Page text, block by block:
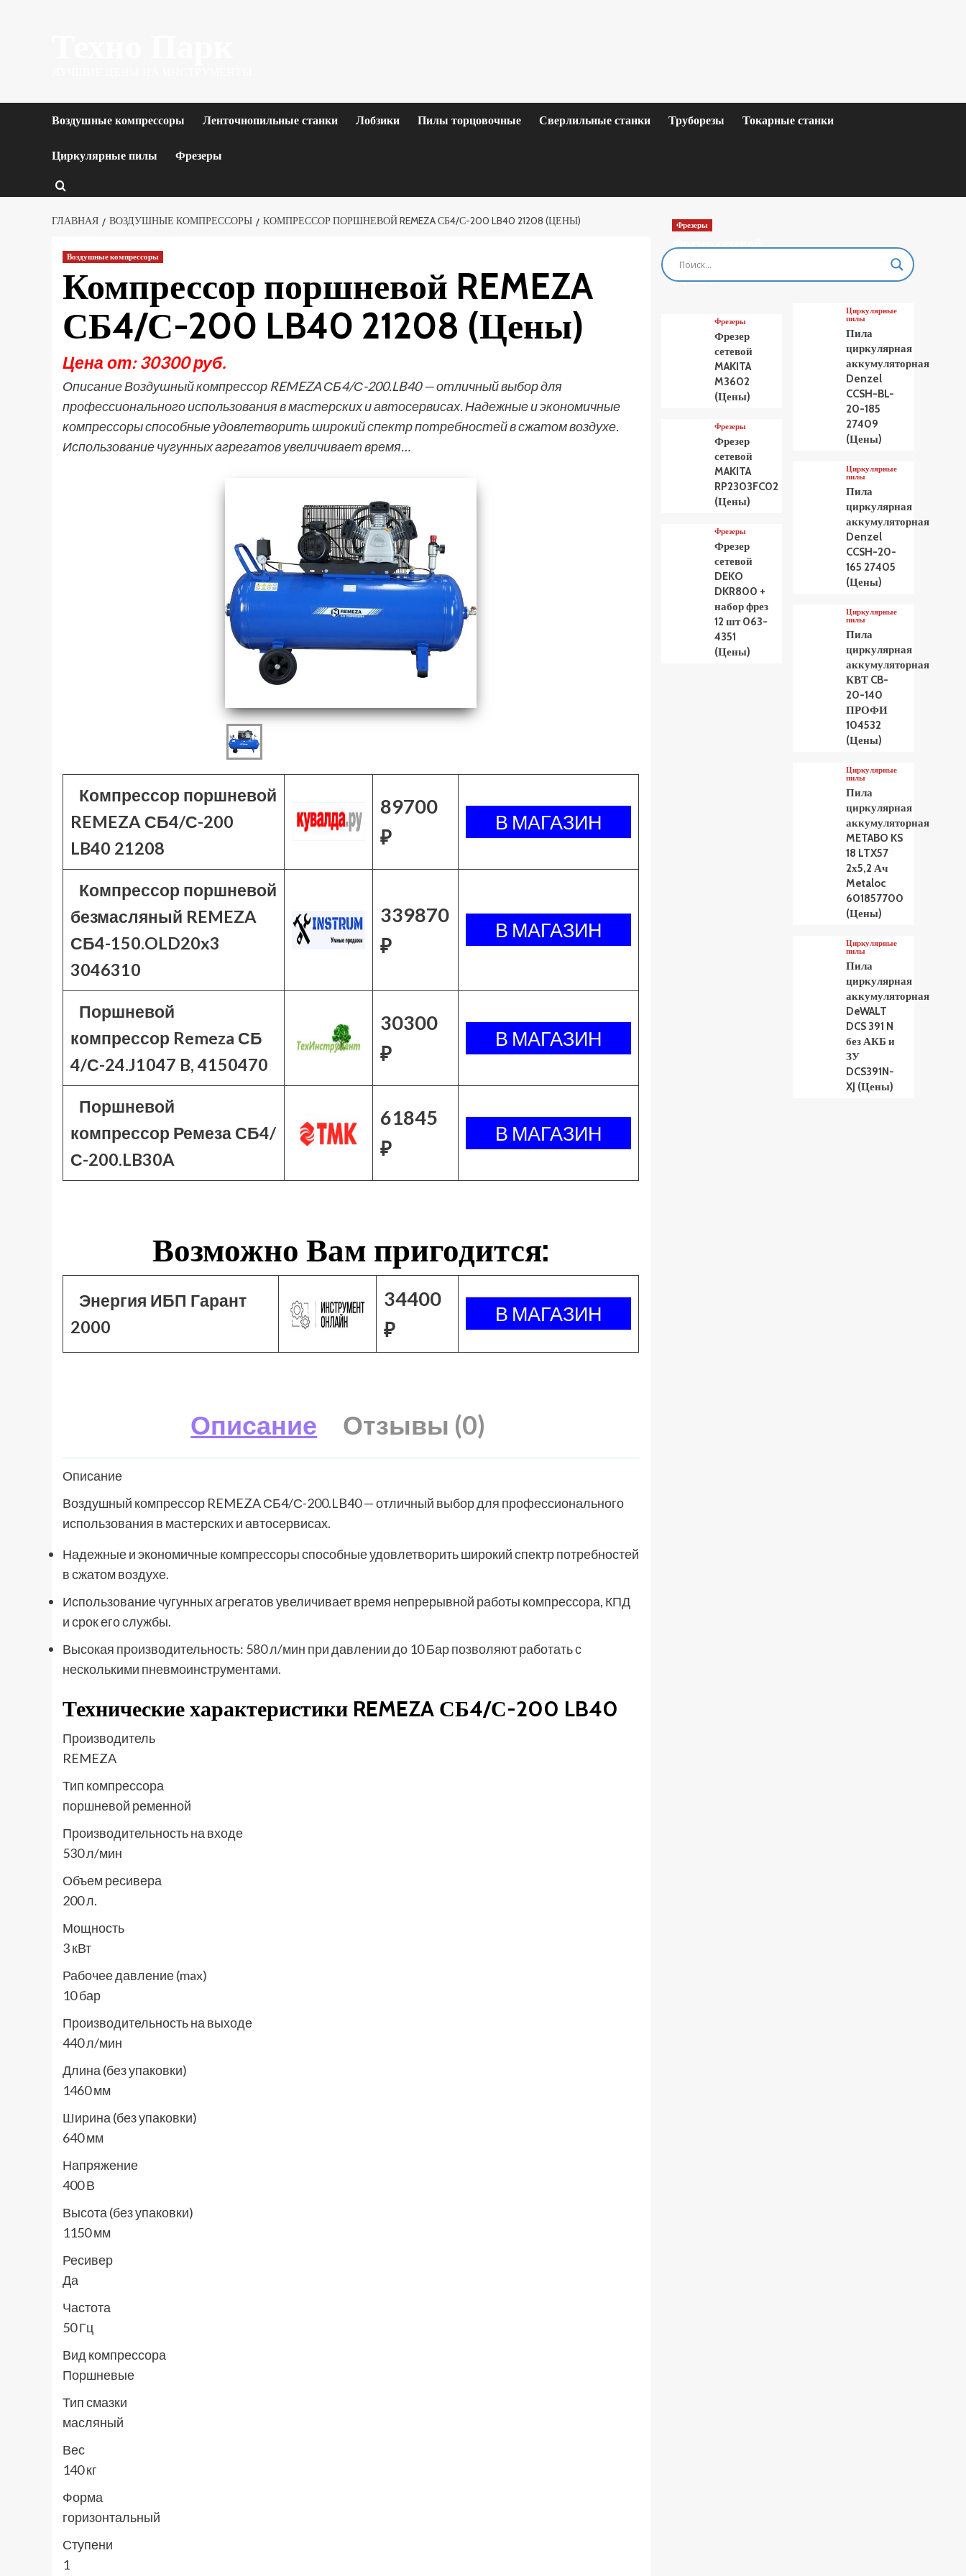
Воздушные компрессоры Ленточнопильные станки Лобзики Пилы торцовочные Сверлильные станки Труборезы Токарные станки
Циркулярные пилы Фрезеры
ГЛАВНАЯ ВОЗДУШНЫЕ КОМПРЕССОРЫ КОМПРЕССОР ПОРШНЕВОЙ REMEZA СБ4/С-200 LB40 21208 (ЦЕНЫ)
Воздушные компрессоры
Компрессор поршневой REMEZA
СБ4/С-200 LB40 21208 (Цены)
Цена от: 30300 руб.
Описание Воздушный компрессор REMEZA СБ4/С-200.LB40 — отличный выбор для
профессионального использования в мастерских и автосервисах. Надежные и экономичные
компрессоры способные удовлетворить широкий спектр потребностей в сжатом воздухе.
Использование чугунных агрегатов увеличивает время…
Компрессор поршневой
REMEZA СБ4/С-200
LB40 21208
89700
₽
Компрессор поршневой
безмасляный REMEZA
СБ4-150.OLD20x3
3046310
339870
₽
Поршневой
компрессор Remeza СБ
4/С-24.J1047 B, 4150470
30300
₽
Поршневой
компрессор Ремеза СБ4/
С-200.LB30A
61845
₽
Возможно Вам пригодится:
Энергия ИБП Гарант
2000
34400
₽
Описание Отзывы (0)
Описание
Воздушный компрессор REMEZA СБ4/С-200.LB40 — отличный выбор для профессионального
использования в мастерских и автосервисах.
Надежные и экономичные компрессоры способные удовлетворить широкий спектр потребностей
в сжатом воздухе.
Использование чугунных агрегатов увеличивает время непрерывной работы компрессора, КПД
и срок его службы.
Высокая производительность: 580 л/мин при давлении до 10 Бар позволяют работать с
несколькими пневмоинструментами.
Технические характеристики REMEZA СБ4/С-200 LB40
Производитель
REMEZA
Тип компрессора
поршневой ременной
Производительность на входе
530 л/мин
Объем ресивера
200 л.
Мощность
3 кВт
Рабочее давление (max)
10 бар
Производительность на выходе
440 л/мин
Длина (без упаковки)
1460 мм
Ширина (без упаковки)
640 мм
Напряжение
400 В
Высота (без упаковки)
1150 мм
Ресивер
Да
Частота
50 Гц
Вид компрессора
Поршневые
Тип смазки
масляный
Вес
140 кг
Форма
горизонтальный
Ступени
1
Фрезеры
Фрезер сетевой
MAKITA M3601
(Цены)
Фрезеры
Фрезер
сетевой
MAKITA
M3602
(Цены)
Фрезеры
Фрезер
сетевой
MAKITA
RP2303FC02
(Цены)
Фрезеры
Фрезер
сетевой
DEKO
DKR800 +
набор фрез
12 шт 063-
4351
(Цены)
Циркулярные
пилы
Пила
циркулярная
аккумуляторная
Denzel
CCSH-BL-
20-185
27409
(Цены)
Циркулярные
пилы
Пила
циркулярная
аккумуляторная
Denzel
CCSH-20-
165 27405
(Цены)
Циркулярные
пилы
Пила
циркулярная
аккумуляторная
КВТ CB-
20-140
ПРОФИ
104532
(Цены)
Циркулярные
пилы
Пила
циркулярная
аккумуляторная
METABO KS
18 LTX57
2х5,2 Ач
Metaloc
601857700
(Цены)
Циркулярные
пилы
Пила
циркулярная
аккумуляторная
DeWALT
DCS 391 N
без АКБ и
ЗУ
DCS391N-
XJ (Цены)